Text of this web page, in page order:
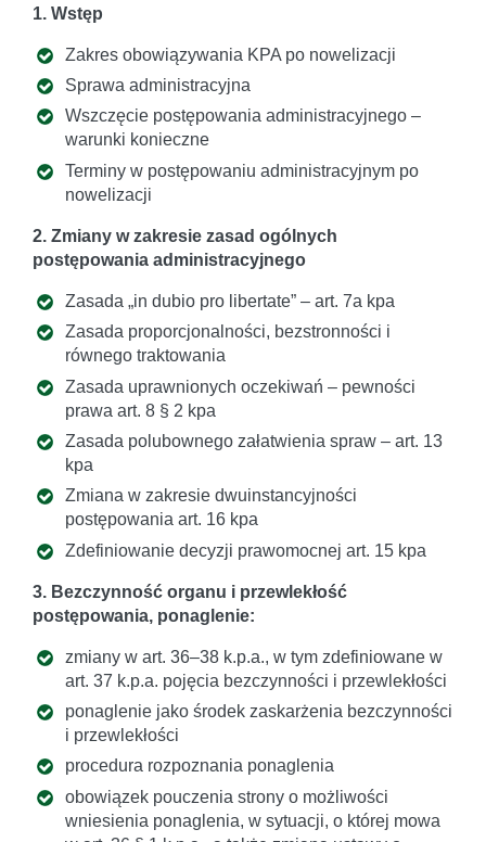
1. Wstęp
Zakres obowiązywania KPA po nowelizacji
Sprawa administracyjna
Wszczęcie postępowania administracyjnego –
warunki konieczne
Terminy w postępowaniu administracyjnym po
nowelizacji
2. Zmiany w zakresie zasad ogólnych
postępowania administracyjnego
Zasada „in dubio pro libertate” – art. 7a kpa
Zasada proporcjonalności, bezstronności i
równego traktowania
Zasada uprawnionych oczekiwań – pewności
prawa art. 8 § 2 kpa
Zasada polubownego załatwienia spraw – art. 13
kpa
Zmiana w zakresie dwuinstancyjności
postępowania art. 16 kpa
Zdefiniowanie decyzji prawomocnej art. 15 kpa
3. Bezczynność organu i przewlekłość
postępowania, ponaglenie:
zmiany w art. 36–38 k.p.a., w tym zdefiniowane w
art. 37 k.p.a. pojęcia bezczynności i przewlekłości
ponaglenie jako środek zaskarżenia bezczynności
i przewlekłości
procedura rozpoznania ponaglenia
obowiązek pouczenia strony o możliwości
wniesienia ponaglenia, w sytuacji, o której mowa